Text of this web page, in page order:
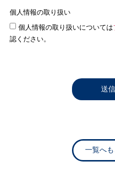
個人情報の取り扱い
個人情報の取り扱いについては
認ください。
送信
一覧へも